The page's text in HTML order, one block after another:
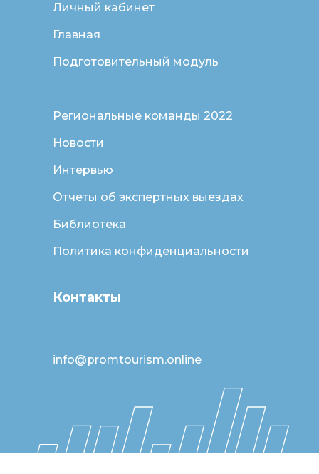
Контакты
Главная
Подготовительный модуль
Личный кабинет
Новости
info@promtourism.online
Политика конфиденциальности
Библиотека
Региональные команды 2022
Интервью
Отчеты об экспертных выездах